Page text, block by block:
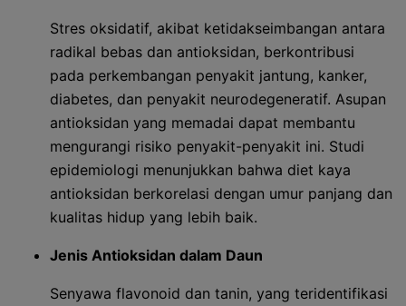
Stres oksidatif, akibat ketidakseimbangan antara
radikal bebas dan antioksidan, berkontribusi
pada perkembangan penyakit jantung, kanker,
diabetes, dan penyakit neurodegeneratif. Asupan
antioksidan yang memadai dapat membantu
mengurangi risiko penyakit-penyakit ini. Studi
epidemiologi menunjukkan bahwa diet kaya
antioksidan berkorelasi dengan umur panjang dan
kualitas hidup yang lebih baik.
Jenis Antioksidan dalam Daun
Senyawa flavonoid dan tanin, yang teridentifikasi